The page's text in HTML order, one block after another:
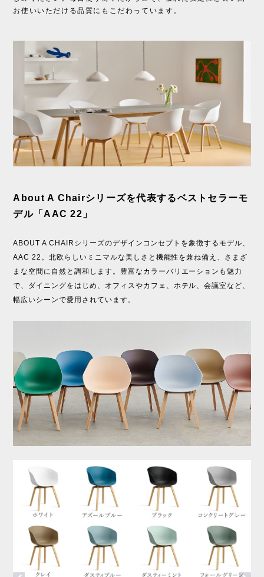
お使いいただける品質にもこだわっています。
About A Chairシリーズを代表するベストセラーモ
デル「AAC 22」
ABOUT A CHAIRシリーズのデザインコンセプトを象徴するモデル、
AAC 22。北欧らしいミニマルな美しさと機能性を兼ね備え、さまざ
まな空間に自然と調和します。豊富なカラーバリエーションも魅力
で、ダイニングをはじめ、オフィスやカフェ、ホテル、会議室など、
幅広いシーンで愛用されています。